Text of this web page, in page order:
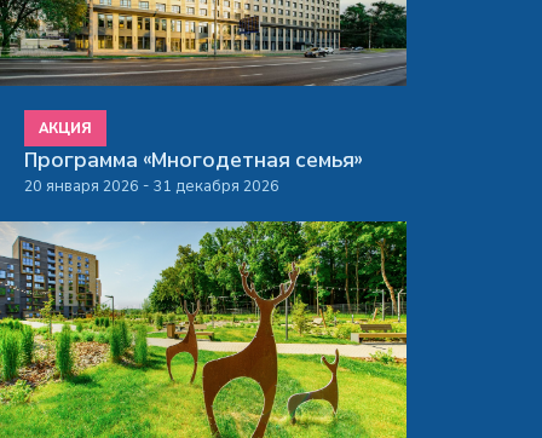
АКЦИЯ
Программа «Многодетная семья»
20 января 2026 - 31 декабря 2026